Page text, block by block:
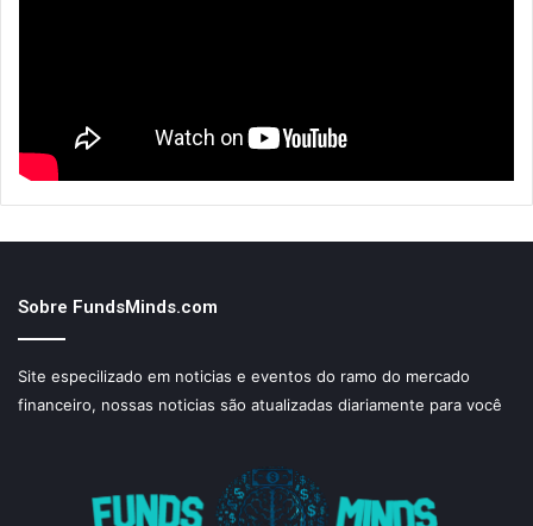
Sobre FundsMinds.com
Site especilizado em noticias e eventos do ramo do mercado
financeiro, nossas noticias são atualizadas diariamente para você